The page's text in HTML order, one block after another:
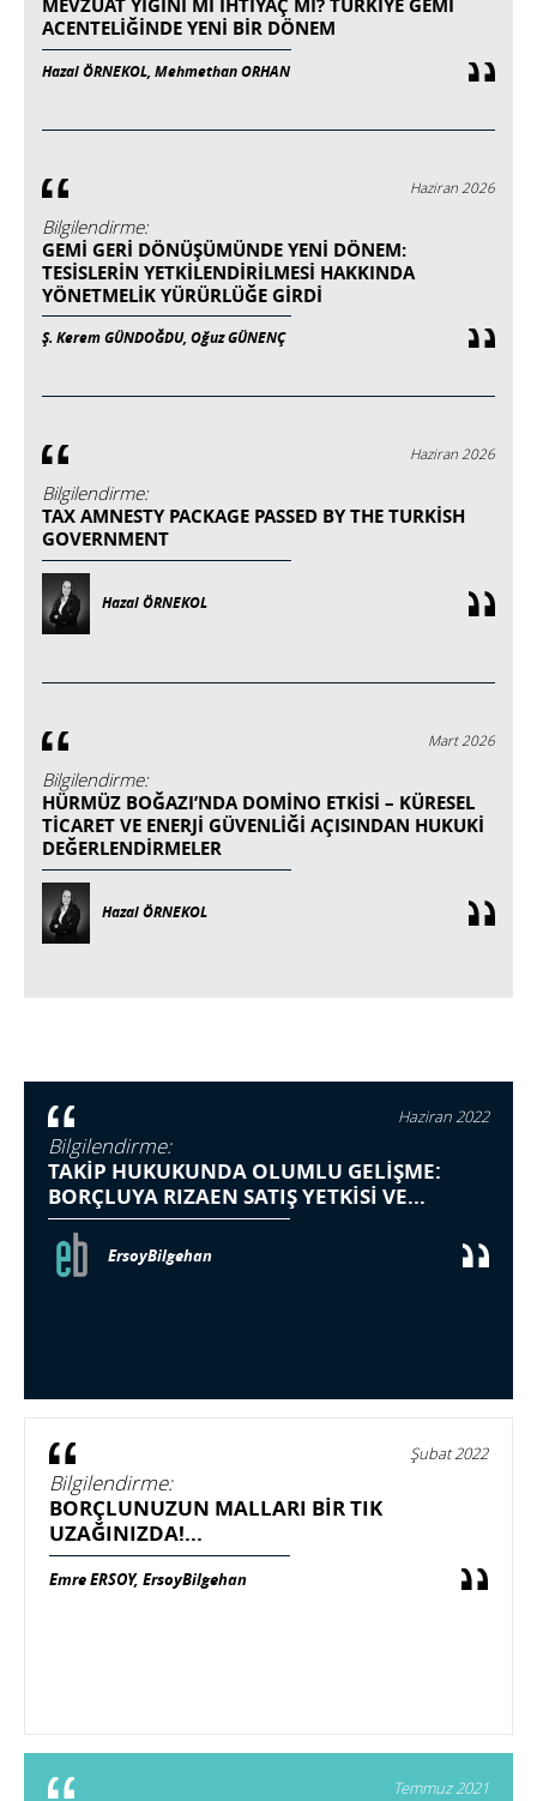
MEVZUAT YIĞINI MI İHTIYAÇ MI? TÜRKIYE GEMI
ACENTELIĞINDE YENI BIR DÖNEM
Hazal ÖRNEKOL, Mehmethan ORHAN
Haziran 2026
Bilgilendirme:
GEMİ GERİ DÖNÜŞÜMÜNDE YENİ DÖNEM:
TESİSLERİN YETKİLENDİRİLMESİ HAKKINDA
YÖNETMELİK YÜRÜRLÜĞE GİRDİ
Ş. Kerem GÜNDOĞDU, Oğuz GÜNENÇ
Haziran 2026
Bilgilendirme:
TAX AMNESTY PACKAGE PASSED BY THE TURKISH
GOVERNMENT
Hazal ÖRNEKOL
Mart 2026
Bilgilendirme:
HÜRMÜZ BOĞAZI’NDA DOMINO ETKISI – KÜRESEL
TICARET VE ENERJI GÜVENLIĞI AÇISINDAN HUKUKI
DEĞERLENDIRMELER
Hazal ÖRNEKOL
Haziran 2022
Bilgilendirme:
TAKİP HUKUKUNDA OLUMLU GELİŞME:
BORÇLUYA RIZAEN SATIŞ YETKİSİ VE...
ErsoyBilgehan
Şubat 2022
Bilgilendirme:
BORÇLUNUZUN MALLARI BIR TIK
UZAĞINIZDA!...
Emre ERSOY, ErsoyBilgehan
Temmuz 2021